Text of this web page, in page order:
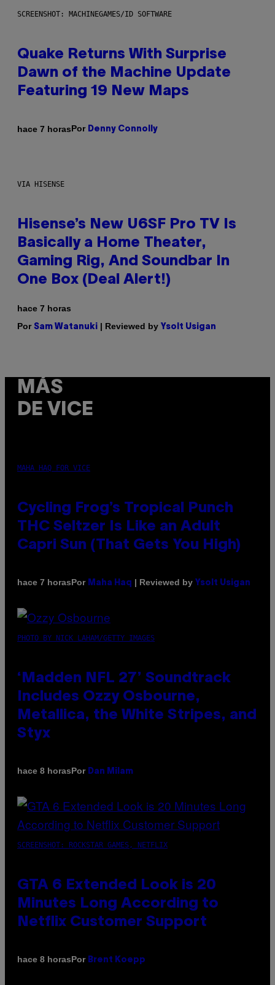
SCREENSHOT: MACHINEGAMES/ID SOFTWARE
Quake Returns With Surprise
Dawn of the Machine Update
Featuring 19 New Maps
hace 7 horasPor Denny Connolly
VIA HISENSE
Hisense’s New U6SF Pro TV Is
Basically a Home Theater,
Gaming Rig, And Soundbar In
One Box (Deal Alert!)
hace 7 horas
Por Sam Watanuki | Reviewed by Ysolt Usigan
MÁS
DE VICE
MAHA HAQ FOR VICE
Cycling Frog’s Tropical Punch
THC Seltzer Is Like an Adult
Capri Sun (That Gets You High)
hace 7 horasPor Maha Haq | Reviewed by Ysolt Usigan
PHOTO BY NICK LAHAM/GETTY IMAGES
‘Madden NFL 27’ Soundtrack
Includes Ozzy Osbourne,
Metallica, the White Stripes, and
Styx
hace 8 horasPor Dan Milam
SCREENSHOT: ROCKSTAR GAMES, NETFLIX
GTA 6 Extended Look is 20
Minutes Long According to
Netflix Customer Support
hace 8 horasPor Brent Koepp